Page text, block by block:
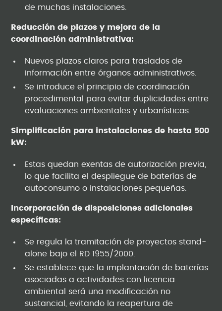
de muchas instalaciones.
Reducción de plazos y mejora de la
coordinación administrativa:
Nuevos plazos claros para traslados de
información entre órganos administrativos.
Se introduce el principio de coordinación
procedimental para evitar duplicidades entre
evaluaciones ambientales y urbanísticas.
Simplificación para instalaciones de hasta 500
kW:
Estas quedan exentas de autorización previa,
lo que facilita el despliegue de baterías de
autoconsumo o instalaciones pequeñas.
Incorporación de disposiciones adicionales
específicas:
Se regula la tramitación de proyectos stand-
alone bajo el RD 1955/2000.
Se establece que la implantación de baterías
asociadas a actividades con licencia
ambiental será una modificación no
sustancial, evitando la reapertura de